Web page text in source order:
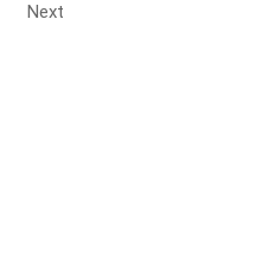
Next